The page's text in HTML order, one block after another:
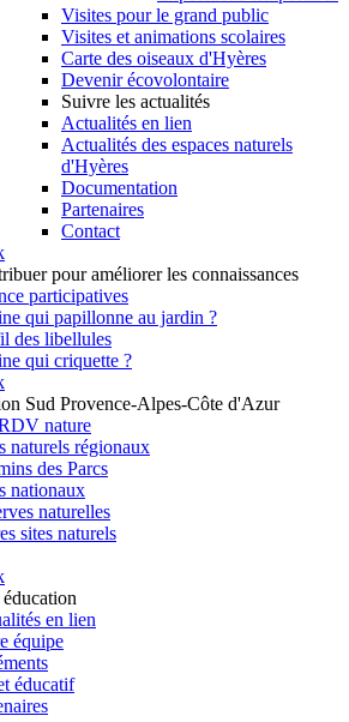
Visites pour le grand public
Visites et animations scolaires
Carte des oiseaux d'Hyères
Devenir écovolontaire
Suivre les actualités
Actualités en lien
Actualités des espaces naturels
d'Hyères
Documentation
Partenaires
Contact
pour améliorer les connaissances
participatives
qui papillonne au jardin ?
des libellules
qui criquette ?
Sud Provence-Alpes-Côte d'Azur
nature
naturels régionaux
des Parcs
nationaux
naturelles
sites naturels
en lien
équipe
éducatif